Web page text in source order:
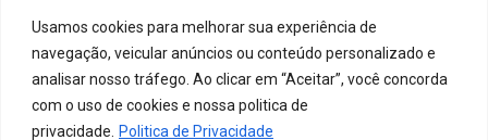
Usamos cookies para melhorar sua experiência de
navegação, veicular anúncios ou conteúdo personalizado e
analisar nosso tráfego. Ao clicar em “Aceitar”, você concorda
com o uso de cookies e nossa politica de
privacidade. Politica de Privacidade
Ao acessar este site, você concorda com nossos
Termos de Uso e Política de Privacidade. Este site
pode conter links patrocinados, incluindo do Google
AdSense, e links de afiliados. Podemos receber uma